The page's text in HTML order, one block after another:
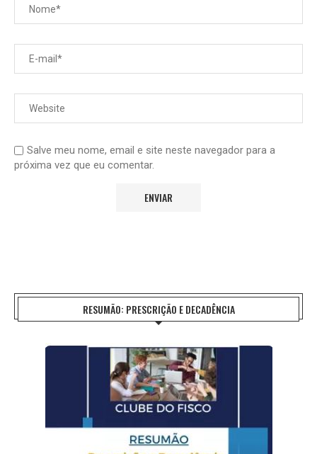
Salve meu nome, email e site neste navegador para a
próxima vez que eu comentar.
RESUMÃO: PRESCRIÇÃO E DECADÊNCIA